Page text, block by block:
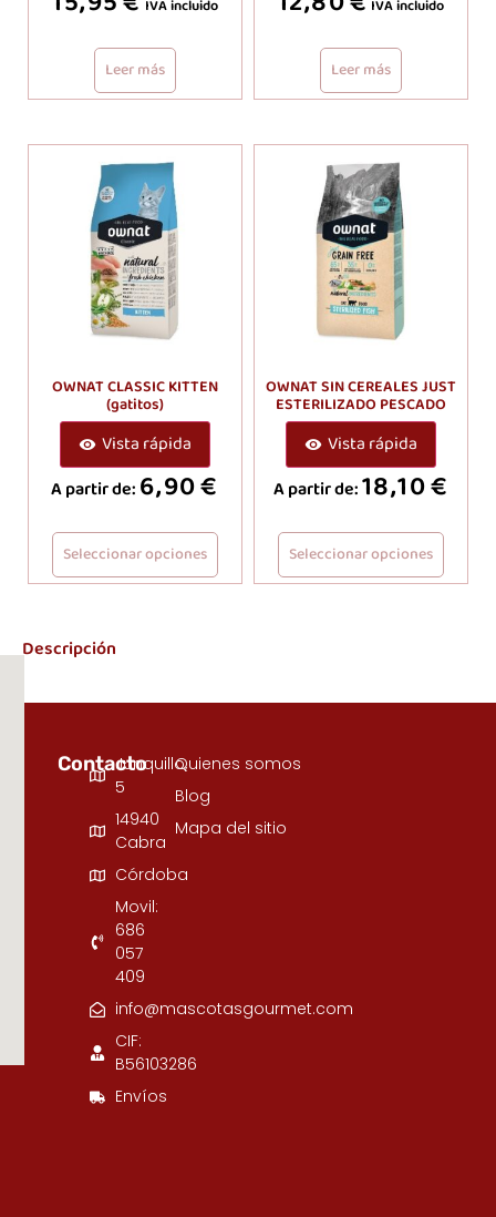
IVA incluido
Leer más
IVA incluido
Leer más
OWNAT CLASSIC KITTEN
(gatitos)
Vista rápida
A partir de: 6,90€
Seleccionar opciones
OWNAT SIN CEREALES JUST
ESTERILIZADO PESCADO
Vista rápida
A partir de:18,10€
Seleccionar opciones
Descripción
ContactoJunquillo,
5
14940
Cabra
Córdoba
Movil:
686
057
409
info@mascotasgourmet.com
CIF:
B56103286
Envíos
Quienes somos
Blog
Mapa del sitio